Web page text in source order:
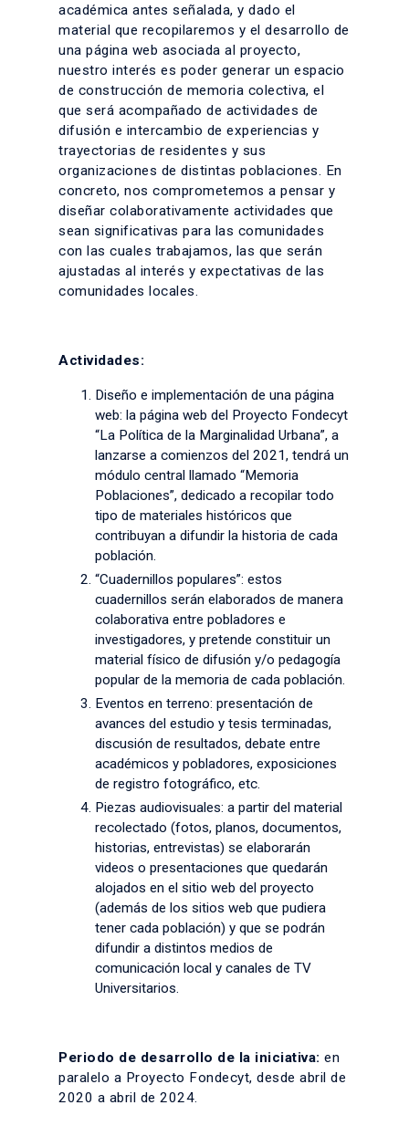
académica antes señalada, y dado el
material que recopilaremos y el desarrollo de
una página web asociada al proyecto,
nuestro interés es poder generar un espacio
de construcción de memoria colectiva, el
que será acompañado de actividades de
difusión e intercambio de experiencias y
trayectorias de residentes y sus
organizaciones de distintas poblaciones. En
concreto, nos comprometemos a pensar y
diseñar colaborativamente actividades que
sean significativas para las comunidades
con las cuales trabajamos, las que serán
ajustadas al interés y expectativas de las
comunidades locales.
Actividades:
Diseño e implementación de una página
web: la página web del Proyecto Fondecyt
“La Política de la Marginalidad Urbana”, a
lanzarse a comienzos del 2021, tendrá un
módulo central llamado “Memoria
Poblaciones”, dedicado a recopilar todo
tipo de materiales históricos que
contribuyan a difundir la historia de cada
población.
“Cuadernillos populares”: estos
cuadernillos serán elaborados de manera
colaborativa entre pobladores e
investigadores, y pretende constituir un
material físico de difusión y/o pedagogía
popular de la memoria de cada población.
Eventos en terreno: presentación de
avances del estudio y tesis terminadas,
discusión de resultados, debate entre
académicos y pobladores, exposiciones
de registro fotográfico, etc.
Piezas audiovisuales: a partir del material
recolectado (fotos, planos, documentos,
historias, entrevistas) se elaborarán
videos o presentaciones que quedarán
alojados en el sitio web del proyecto
(además de los sitios web que pudiera
tener cada población) y que se podrán
difundir a distintos medios de
comunicación local y canales de TV
Universitarios.
Periodo de desarrollo de la iniciativa: en
paralelo a Proyecto Fondecyt, desde abril de
2020 a abril de 2024.